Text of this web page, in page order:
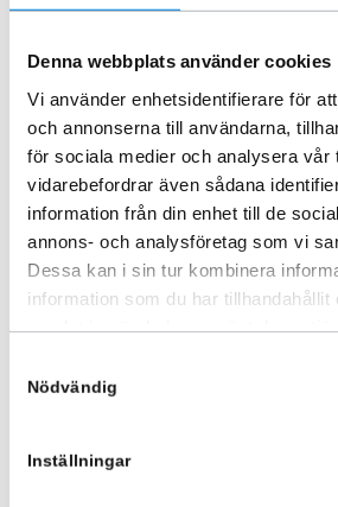
Denna webbplats använder cookies
Vi använder enhetsidentifierare för
och annonserna till användarna,
för sociala medier och analysera vår
vidarebefordrar även sådana
information från din enhet till de
annons- och analysföretag som vi
Dessa kan i sin tur kombinera
information som du har tillhandahållit
Nödvändig
Inställningar
Lägg i varukorg Lägg
LED list 720mm Orange
1 848,75kr
Lägg i varukorg
LED list